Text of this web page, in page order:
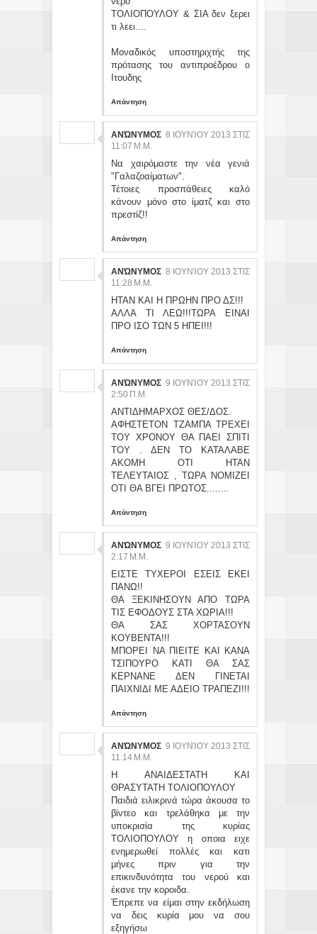
ΤΟΛΙΟΠΟΥΛΟΥ & ΣΙΑ δεν ξερει
τι λεει....
Μοναδικός υποστηριχτής της
πρότασης του αντιπροέδρου ο
Ιτουδης
Απάντηση
ΑΝΏΝΥΜΟΣ 8 ΙΟΥΝΊΟΥ 2013 ΣΤΙΣ
11:07 Μ.Μ.
Να χαιρόμαστε την νέα γενιά
"Γαλαζοαίματων".
Τέτοιες προσπάθειες καλό
κάνουν μόνο στο ίματζ και στο
πρεστίζ!!
Απάντηση
ΑΝΏΝΥΜΟΣ 8 ΙΟΥΝΊΟΥ 2013 ΣΤΙΣ
11:28 Μ.Μ.
ΗΤΑΝ ΚΑΙ Η ΠΡΩΗΝ ΠΡΟ ΔΣ!!!
ΑΛΛΑ ΤΙ ΛΕΩ!!!ΤΩΡΑ ΕΙΝΑΙ
ΠΡΟ ΙΣΟ ΤΩΝ 5 ΗΠΕΙ!!!
Απάντηση
ΑΝΏΝΥΜΟΣ 9 ΙΟΥΝΊΟΥ 2013 ΣΤΙΣ
2:50 Π.Μ.
ΑΝΤΙΔΗΜΑΡΧΟΣ ΘΕΣ/ΔΟΣ.
ΑΦΗΣΤΕΤΟΝ ΤΖΑΜΠΑ ΤΡΕΧΕΙ
ΤΟΥ ΧΡΟΝΟΥ ΘΑ ΠΑΕΙ ΣΠΙΤΙ
ΤΟΥ . ΔΕΝ ΤΟ ΚΑΤΑΛΑΒΕ
ΑΚΟΜΗ ΟΤΙ ΗΤΑΝ
ΤΕΛΕΥΤΑΙΟΣ , ΤΩΡΑ ΝΟΜΙΖΕΙ
ΟΤΙ ΘΑ ΒΓΕΙ ΠΡΩΤΟΣ........
Απάντηση
ΑΝΏΝΥΜΟΣ 9 ΙΟΥΝΊΟΥ 2013 ΣΤΙΣ
2:17 Μ.Μ.
ΕΙΣΤΕ ΤΥΧΕΡΟΙ ΕΣΕΙΣ ΕΚΕΙ
ΠΑΝΩ!!
ΘΑ ΞΕΚΙΝΗΣΟΥΝ ΑΠΟ ΤΩΡΑ
ΤΙΣ ΕΦΟΔΟΥΣ ΣΤΑ ΧΩΡΙΑ!!!
ΘΑ ΣΑΣ ΧΟΡΤΑΣΟΥΝ
ΚΟΥΒΕΝΤΑ!!!
ΜΠΟΡΕΙ ΝΑ ΠΙΕΙΤΕ ΚΑΙ ΚΑΝΑ
ΤΣΙΠΟΥΡΟ ΚΑΤΙ ΘΑ ΣΑΣ
ΚΕΡΝΑΝΕ ΔΕΝ ΓΙΝΕΤΑΙ
ΠΑΙΧΝΙΔΙ ΜΕ ΑΔΕΙΟ ΤΡΑΠΕΖΙ!!!
Απάντηση
ΑΝΏΝΥΜΟΣ 9 ΙΟΥΝΊΟΥ 2013 ΣΤΙΣ
11:14 Μ.Μ.
Η ΑΝΑΙΔΕΣΤΑΤΗ ΚΑΙ
ΘΡΑΣΥΤΑΤΗ ΤΟΛΙΟΠΟΥΛΟΥ
Παιδιά ειλικρινά τώρα άκουσα το
βίντεο και τρελάθηκα με την
υποκρισία της κυρίας
ΤΟΛΙΟΠΟΥΛΟΥ η οποια ειχε
ενημερωθεί πολλές και κατι
μήνες πριν για την
επικινδυνότητα του νερού και
έκανε την κοροιδα.
Έπρεπε να είμαι στην εκδήλωση
να δεις κυρία μου να σου
εξηγήσω